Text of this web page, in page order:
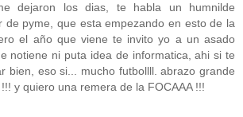
dejaron los dias, te habla un humnilde
de pyme, que esta empezando en esto de la
el año que viene te invito yo a un asado
notiene ni puta idea de informatica, ahi si te
bien, eso si... mucho futbollll. abrazo grande
y quiero una remera de la FOCAAA !!!